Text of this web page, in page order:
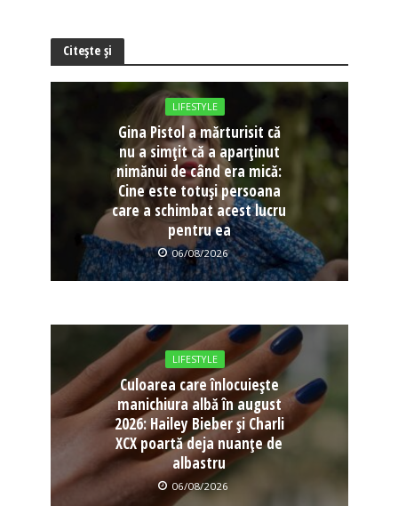
Citește și
LIFESTYLE
Gina Pistol a mărturisit că
nu a simțit că a aparținut
nimănui de când era mică:
Cine este totuși persoana
care a schimbat acest lucru
pentru ea
06/08/2026
LIFESTYLE
Culoarea care înlocuiește
manichiura albă în august
2026: Hailey Bieber și Charli
XCX poartă deja nuanțe de
albastru
06/08/2026